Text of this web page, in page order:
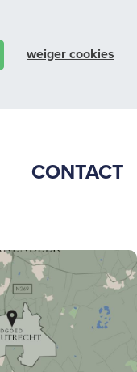
weiger cookies
CONTACT